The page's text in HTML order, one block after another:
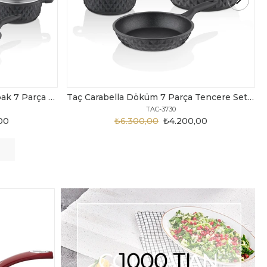
Taç Carabella Döküm 7 Parça Tencere Seti Siyah Taç Master Cook Tombik 7 Parça Tencere Seti Gri
TAC-3820
₺2.450,00
₺3.199,00